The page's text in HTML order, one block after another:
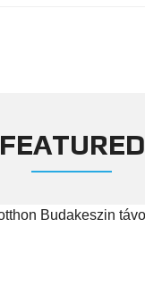
FEATURED